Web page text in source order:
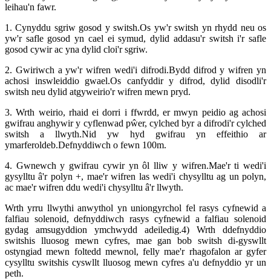
leihau'n fawr.
1. Cynyddu sgriw gosod y switsh.Os yw'r switsh yn rhydd neu os
yw'r safle gosod yn cael ei symud, dylid addasu'r switsh i'r safle
gosod cywir ac yna dylid cloi'r sgriw.
2. Gwiriwch a yw'r wifren wedi'i difrodi.Bydd difrod y wifren yn
achosi inswleiddio gwael.Os canfyddir y difrod, dylid disodli'r
switsh neu dylid atgyweirio'r wifren mewn pryd.
3. Wrth weirio, rhaid ei dorri i ffwrdd, er mwyn peidio ag achosi
gwifrau anghywir y cyflenwad pŵer, cylched byr a difrodi'r cylched
switsh a llwyth.Nid yw hyd gwifrau yn effeithio ar
ymarferoldeb.Defnyddiwch o fewn 100m.
4. Gwnewch y gwifrau cywir yn ôl lliw y wifren.Mae'r ti wedi'i
gysylltu â'r polyn +, mae'r wifren las wedi'i chysylltu ag un polyn,
ac mae'r wifren ddu wedi'i chysylltu â'r llwyth.
Wrth yrru llwythi anwythol yn uniongyrchol fel rasys cyfnewid a
falfiau solenoid, defnyddiwch rasys cyfnewid a falfiau solenoid
gydag amsugyddion ymchwydd adeiledig.4) Wrth ddefnyddio
switshis lluosog mewn cyfres, mae gan bob switsh di-gyswllt
ostyngiad mewn foltedd mewnol, felly mae'r rhagofalon ar gyfer
cysylltu switshis cyswllt lluosog mewn cyfres a'u defnyddio yr un
peth.